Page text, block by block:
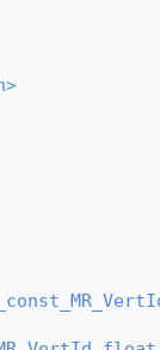
>